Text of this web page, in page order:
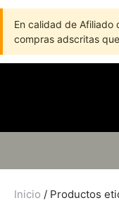
En calidad de Afiliado
compras adscritas
Inicio / Productos